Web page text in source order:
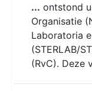
... ontstond
Organisatie
Laboratoria
(STERLAB/
(RvC). Deze